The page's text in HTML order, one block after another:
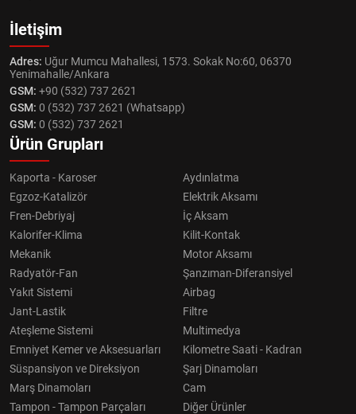
İletişim
Adres: Uğur Mumcu Mahallesi, 1573. Sokak No:60, 06370
Yenimahalle/Ankara
GSM: +90 (532) 737 2621
GSM: 0 (532) 737 2621 (Whatsapp)
GSM: 0 (532) 737 2621
Ürün Grupları
Kaporta - Karoser
Aydınlatma
Egzoz-Katalizör
Elektrik Aksamı
Fren-Debriyaj
İç Aksam
Kalorifer-Klima
Kilit-Kontak
Mekanik
Motor Aksamı
Radyatör-Fan
Şanzıman-Diferansiyel
Yakıt Sistemi
Airbag
Jant-Lastik
Filtre
Ateşleme Sistemi
Multimedya
Emniyet Kemer ve Aksesuarları
Kilometre Saati - Kadran
Süspansiyon ve Direksiyon
Şarj Dinamoları
Marş Dinamoları
Cam
Tampon - Tampon Parçaları
Diğer Ürünler